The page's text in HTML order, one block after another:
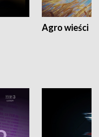
Agro wieści